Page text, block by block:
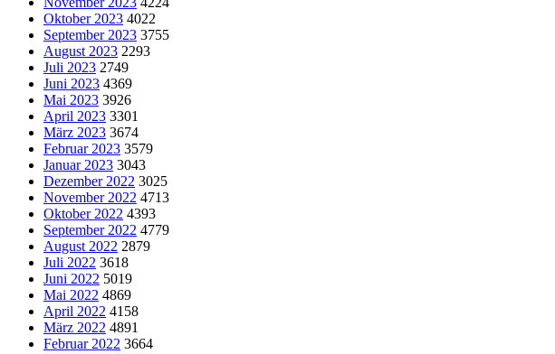
Oktober 2023 4022
September 2023 3755
August 2023 2293
Juli 2023 2749
Juni 2023 4369
Mai 2023 3926
April 2023 3301
März 2023 3674
Februar 2023 3579
Januar 2023 3043
Dezember 2022 3025
November 2022 4713
Oktober 2022 4393
September 2022 4779
August 2022 2879
Juli 2022 3618
Juni 2022 5019
Mai 2022 4869
April 2022 4158
März 2022 4891
Februar 2022 3664